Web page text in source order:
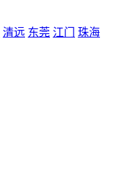
清远 东莞 江门 珠海